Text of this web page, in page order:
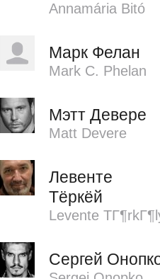
Annamária Bitó
Марк Фелан
Mark C. Phelan
Мэтт Девере
Matt Devere
Левенте
Тёркёй
Levente
Сергей